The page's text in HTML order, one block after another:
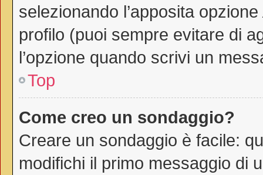
selezionando l’apposita opzione
profilo (puoi sempre evitare di
l’opzione quando scrivi un
Top
Come creo un sondaggio?
Creare un sondaggio è facile:
modifichi il primo messaggio di